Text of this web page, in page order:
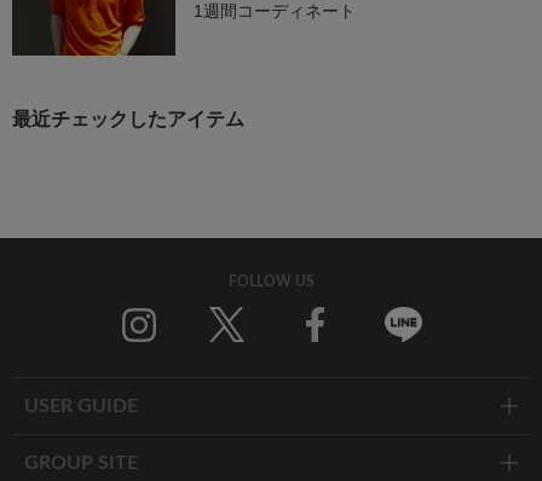
1週間コーディネート
最近チェックしたアイテム
FOLLOW US
USER GUIDE
GROUP SITE